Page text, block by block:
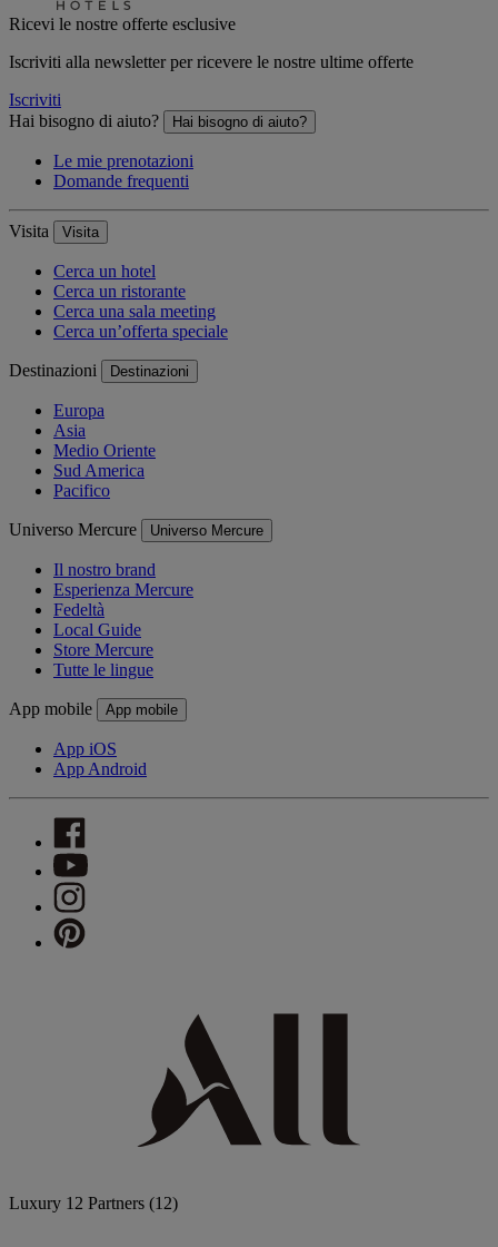
Ricevi le nostre offerte esclusive
Iscriviti alla newsletter per ricevere le nostre ultime offerte
Iscriviti
Hai bisogno di aiuto?
Hai bisogno di aiuto?
Le mie prenotazioni
Domande frequenti
Visita Visita
Cerca un hotel
Cerca un ristorante
Cerca una sala meeting
Cerca un’offerta speciale
Destinazioni Destinazioni
Europa
Asia
Medio Oriente
Sud America
Pacifico
Universo Mercure Universo Mercure
Il nostro brand
Esperienza Mercure
Fedeltà
Local Guide
Store Mercure
Tutte le lingue
App mobile App mobile
App iOS
App Android
Luxury 12 Partners (12)